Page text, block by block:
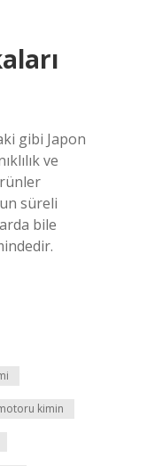
gibi Japon
ve
süreli
bile
kimin